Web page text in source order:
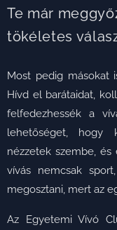
Te már
tökéletes
Most pedig másokat
Hívd el barátaidat,
felfedezhessék a
lehetőséget, hogy
nézzetek szembe,
vívás nemcsak
megosztani, mert az
Az Egyetemi Vívó